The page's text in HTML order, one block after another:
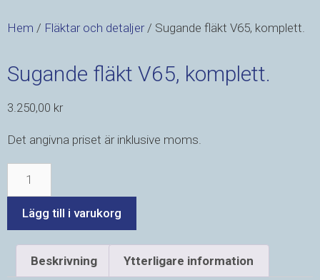
Hem / Fläktar och detaljer/ Sugande fläkt V65, komplett.
Sugande fläkt V65, komplett.
3.250,00 kr
Det angivna priset är inklusive moms.
Lägg till i varukorg
Beskrivning Ytterligare information